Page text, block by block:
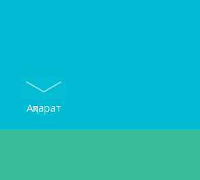
Ақпарат